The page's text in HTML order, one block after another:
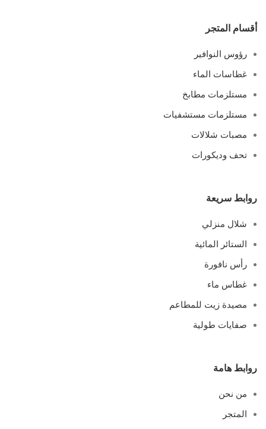
أقسام المتجر
رؤوس النوافير
غطاسات الماء
مستلزمات مطابخ
مستلزمات مستشفيات
مصبات شلالات
تحف وديكورات
روابط سريعة
شلال منزلي
الستائر المائية
رأس نافورة
غطاس ماء
مصيدة زيت للمطاعم
صفايات طولية
روابط هامة
من نحن
المتجر